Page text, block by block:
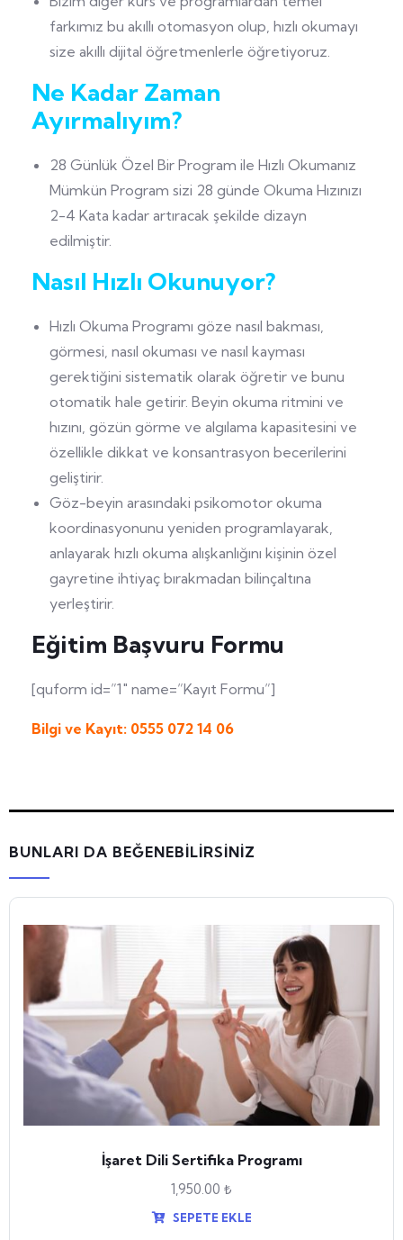
farkımız bu akıllı otomasyon olup, hızlı okumayı
size akıllı dijital öğretmenlerle öğretiyoruz.
Ne Kadar Zaman
Ayırmalıyım?
28 Günlük Özel Bir Program ile Hızlı Okumanız
Mümkün Program sizi 28 günde Okuma Hızınızı
2-4 Kata kadar artıracak şekilde dizayn
edilmiştir.
Nasıl Hızlı Okunuyor?
Hızlı Okuma Programı göze nasıl bakması,
görmesi, nasıl okuması ve nasıl kayması
gerektiğini sistematik olarak öğretir ve bunu
otomatik hale getirir. Beyin okuma ritmini ve
hızını, gözün görme ve algılama kapasitesini ve
özellikle dikkat ve konsantrasyon becerilerini
geliştirir.
Göz-beyin arasındaki psikomotor okuma
koordinasyonunu yeniden programlayarak,
anlayarak hızlı okuma alışkanlığını kişinin özel
gayretine ihtiyaç bırakmadan bilinçaltına
yerleştirir.
Eğitim Başvuru Formu
[quform id=”1″ name=”Kayıt Formu”]
Bilgi ve Kayıt: 0555 072 14 06
BUNLARI DA BEĞENEBİLİRSİNİZ